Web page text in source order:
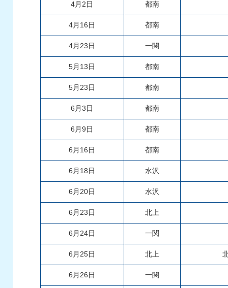
4月2日 都南
4月16日 都南
4月23日 一関
5月13日 都南
5月23日 都南
6月3日 都南
6月9日 都南
6月16日 都南
6月18日 水沢
6月20日 水沢
6月23日 北上
6月24日 一関
6月25日 北上
6月26日 一関